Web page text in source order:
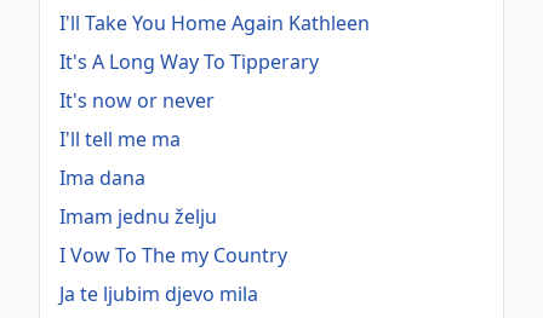
I'll Take You Home Again Kathleen
It's A Long Way To Tipperary
It's now or never
I'll tell me ma
Ima dana
Imam jednu želju
I Vow To The my Country
Ja te ljubim djevo mila